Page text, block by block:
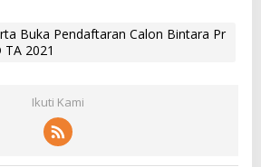
Buka Pendaftaran Calon Bintara Pr
2021
Ikuti Kami